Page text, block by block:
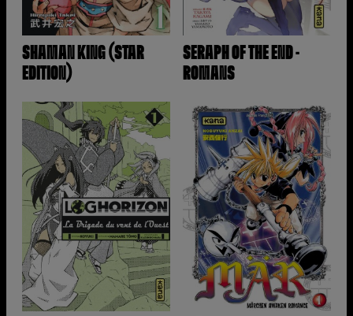
SHAMAN KING (STAR
EDITION)
SERAPH OF THE END -
ROMANS